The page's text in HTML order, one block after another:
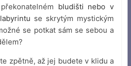
bludišti nebo v
se skrytým mystickým
se potkat sám se sebou a
zpětně, až jej budete v klidu a